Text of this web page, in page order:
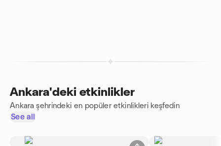
Ankara'deki etkinlikler
Ankara şehrindeki en popüler etkinlikleri keşfedin
See all